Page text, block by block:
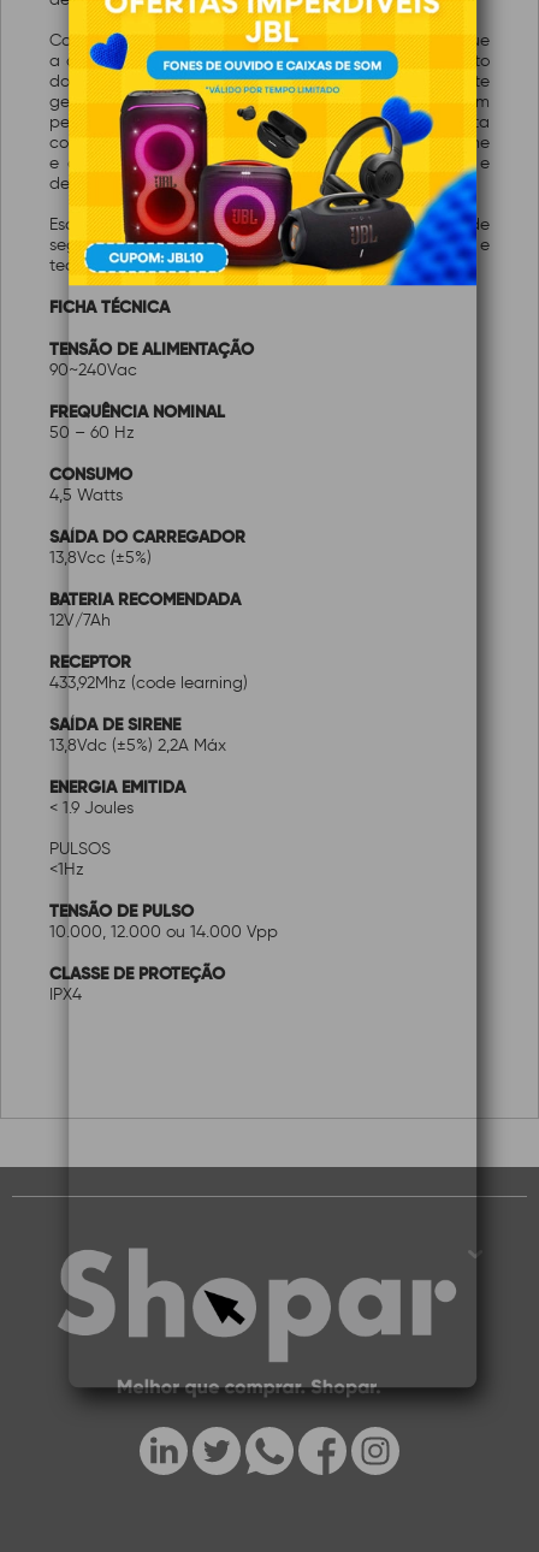
Compatível com o dispositivo Garen Setup, permite que
a configuração dos parâmetros sejam realizadas direto
do smartphone e proporciona no modo cliente
gerenciamento das funcionalidades do sistema também
pelo celular via aplicativo G.Smart 4.0. Além disso, conta
com saída PGM para integração em sistemas de alarme
e dois setores de alarmes mistos, permitindo alarme e
desarme independentes.
Escolha a G Shocker Fit Plus para um investimento de
segurança a longo prazo que une segurança efetiva e
tecnologia.
FICHA TÉCNICA
TENSÃO DE ALIMENTAÇÃO
90~240Vac
FREQUÊNCIA NOMINAL
50 – 60 Hz
CONSUMO
4,5 Watts
SAÍDA DO CARREGADOR
13,8Vcc (±5%)
BATERIA RECOMENDADA
12V/7Ah
RECEPTOR
433,92Mhz (code learning)
SAÍDA DE SIRENE
13,8Vdc (±5%) 2,2A Máx
ENERGIA EMITIDA
< 1.9 Joules
PULSOS
<1Hz
TENSÃO DE PULSO
10.000, 12.000 ou 14.000 Vpp
CLASSE DE PROTEÇÃO
IPX4